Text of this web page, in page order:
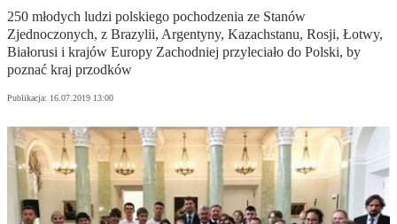
250 młodych ludzi polskiego pochodzenia ze Stanów
Zjednoczonych, z Brazylii, Argentyny, Kazachstanu, Rosji, Łotwy,
Białorusi i krajów Europy Zachodniej przyleciało do Polski, by
poznać kraj przodków
Publikacja: 16.07.2019 13:00